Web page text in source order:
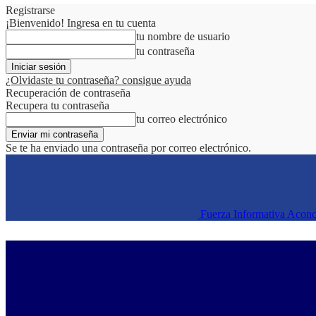
Registrarse
¡Bienvenido! Ingresa en tu cuenta
tu nombre de usuario
tu contraseña
¿Olvidaste tu contraseña? consigue ayuda
Recuperación de contraseña
Recupera tu contraseña
tu correo electrónico
Se te ha enviado una contraseña por correo electrónico.
Fuerza Informativa